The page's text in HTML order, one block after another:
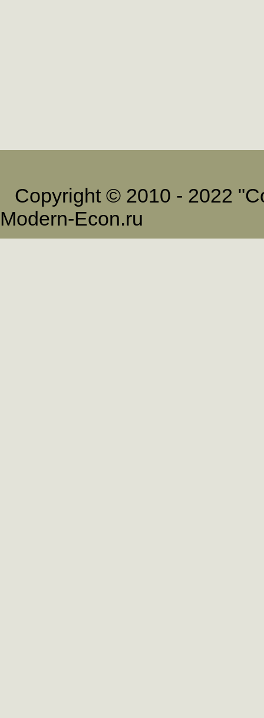
Copyright © 2010 - 2022
Modern-Econ.ru